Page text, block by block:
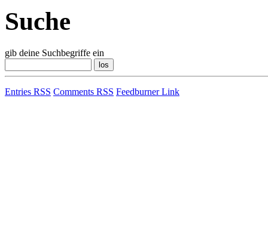
Suche
gib deine Suchbegriffe ein
Entries RSS Comments RSS Feedburner Link